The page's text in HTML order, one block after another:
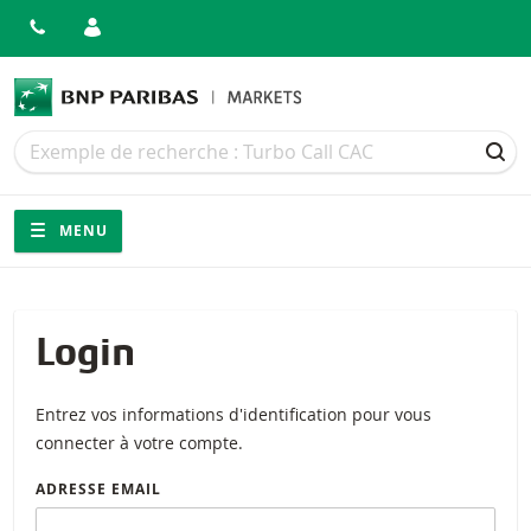
Recherche
Recherche
Navigation
Navigation sur le site
MENU
Login
Entrez vos informations d'identification pour vous
connecter à votre compte.
ADRESSE EMAIL